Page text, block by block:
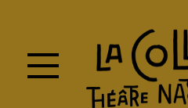
principal